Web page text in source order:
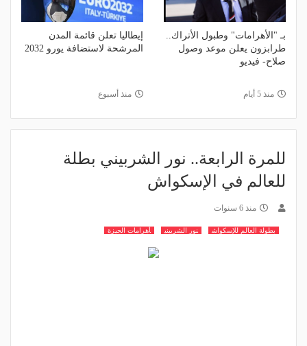
بـ "الأهرامات" وطبول الأتراك..
طرابزون يعلن موعد وصول
صلاح- فيديو
منذ 5 أيام
إيطاليا تعلن قائمة المدن
المرشحة لاستضافة يورو 2032
منذ أسبوع
للمرة الرابعة.. نور الشربيني بطلة
للعالم في الإسكواش
منذ 6 سنوات
بطولة العالم للإسكواش نور الشربيني أهرامات الجيزة